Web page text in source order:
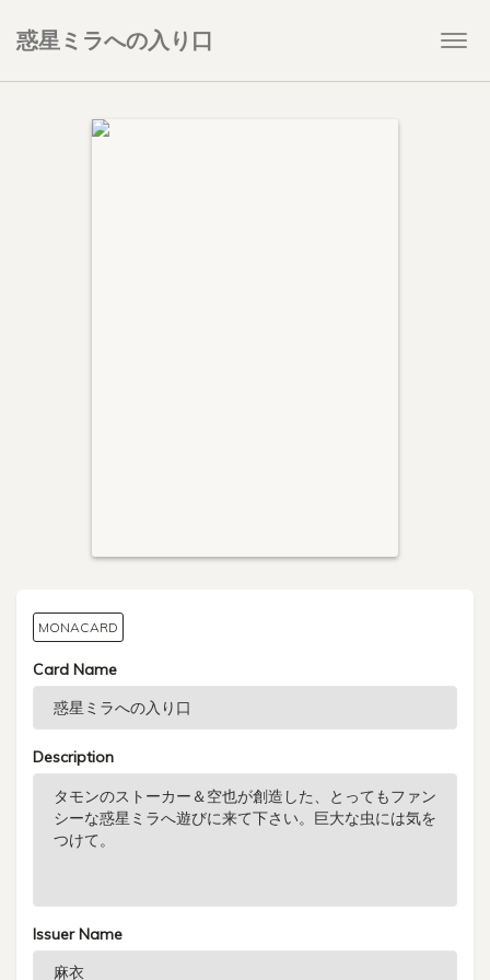
惑星ミラへの入り口
MONACARD
Card Name
Description
Issuer Name